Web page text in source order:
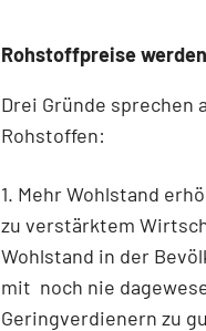
Rohstoffpreise
Drei Gründe sprechen
Rohstoffen:
1. Mehr Wohlstand
zu verstärktem
Wohlstand in der
mit noch nie
Geringverdienern zu